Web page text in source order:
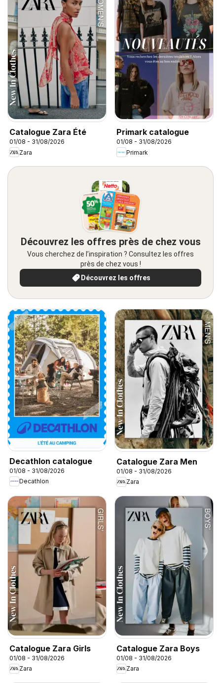
Catalogue Zara Été
01/08 - 31/08/2026
Zara
Primark catalogue
01/08 - 31/08/2026
Primark
Découvrez les offres près de chez vous
Vous cherchez de l’inspiration ? Consultez les offres
près de chez vous !
Découvrez les offres
Decathlon catalogue
01/08 - 31/08/2026
Decathlon
Catalogue Zara Men
01/08 - 31/08/2026
Zara
Catalogue Zara Girls
01/08 - 31/08/2026
Zara
Catalogue Zara Boys
01/08 - 31/08/2026
Zara